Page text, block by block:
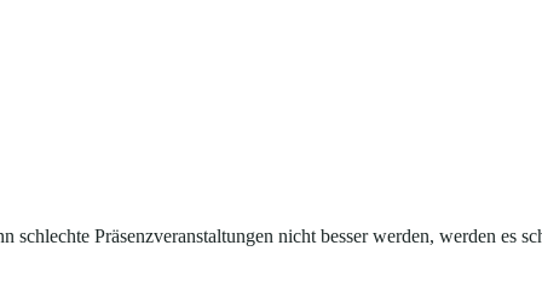
schlechte Präsenzveranstaltungen nicht besser werden, werden es